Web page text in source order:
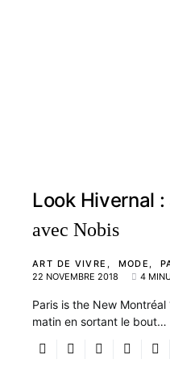
Look Hivernal
avec Nobis
ART DE VIVRE MODE
22 NOVEMBRE 2018
4
Paris is the New Montréal
matin en sortant le bout…